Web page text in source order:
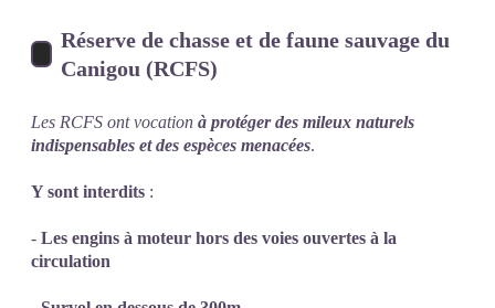
Réserve de chasse et de faune sauvage du
Canigou (RCFS)
Les RCFS ont vocation à protéger des mileux naturels
indispensables et des espèces menacées.
Y sont interdits :
- Les engins à moteur hors des voies ouvertes à la
circulation